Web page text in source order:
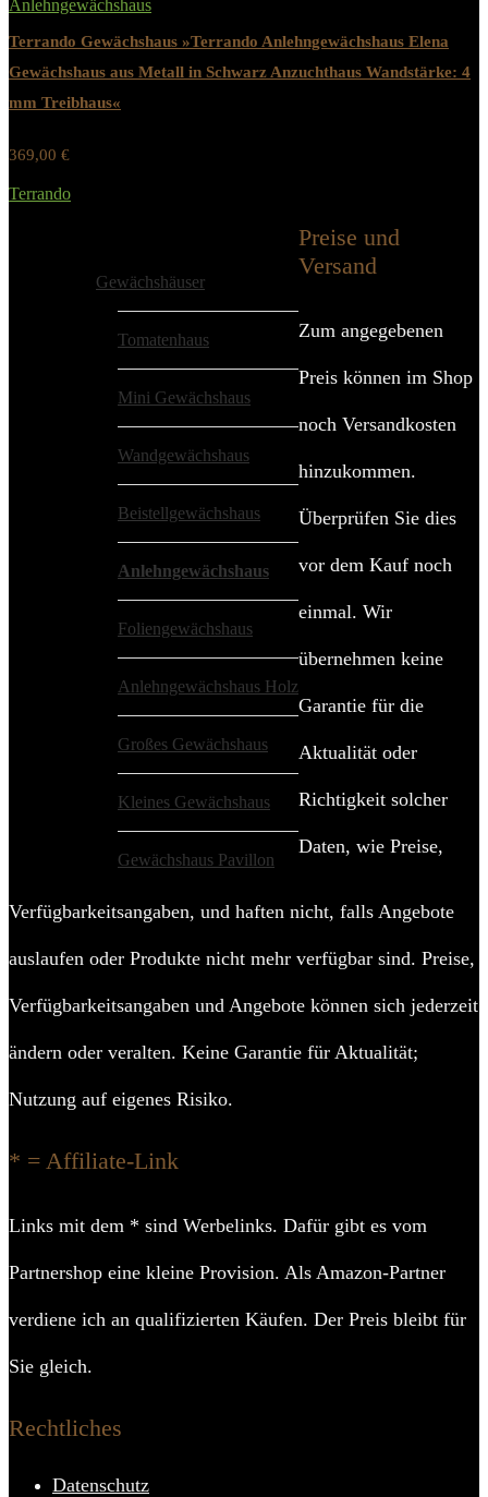
Anlehngewächshaus
Terrando Gewächshaus »Terrando Anlehngewächshaus Elena
Gewächshaus aus Metall in Schwarz Anzuchthaus Wandstärke: 4
mm Treibhaus«
369,00 €
Terrando
Gewächshäuser
Tomatenhaus
Mini Gewächshaus
Wandgewächshaus
Beistellgewächshaus
Anlehngewächshaus
Foliengewächshaus
Anlehngewächshaus Holz
Großes Gewächshaus
Kleines Gewächshaus
Gewächshaus Pavillon
Preise und
Versand
Zum angegebenen
Preis können im Shop
noch Versandkosten
hinzukommen.
Überprüfen Sie dies
vor dem Kauf noch
einmal. Wir
übernehmen keine
Garantie für die
Aktualität oder
Richtigkeit solcher
Daten, wie Preise,
Verfügbarkeitsangaben, und haften nicht, falls Angebote
auslaufen oder Produkte nicht mehr verfügbar sind. Preise,
Verfügbarkeitsangaben und Angebote können sich jederzeit
ändern oder veralten. Keine Garantie für Aktualität;
Nutzung auf eigenes Risiko.
* = Affiliate-Link
Links mit dem * sind Werbelinks. Dafür gibt es vom
Partnershop eine kleine Provision. Als Amazon-Partner
verdiene ich an qualifizierten Käufen. Der Preis bleibt für
Sie gleich.
Rechtliches
Datenschutz